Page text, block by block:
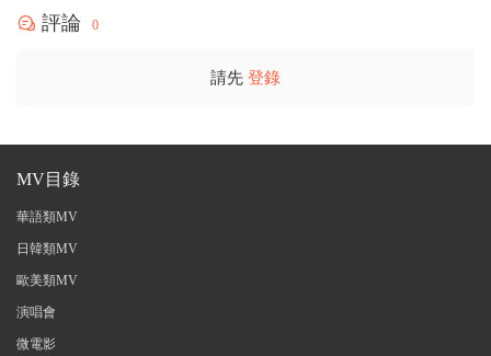
評論 0
請先 登錄
MV目錄
華語類MV
日韓類MV
歐美類MV
演唱會
微電影